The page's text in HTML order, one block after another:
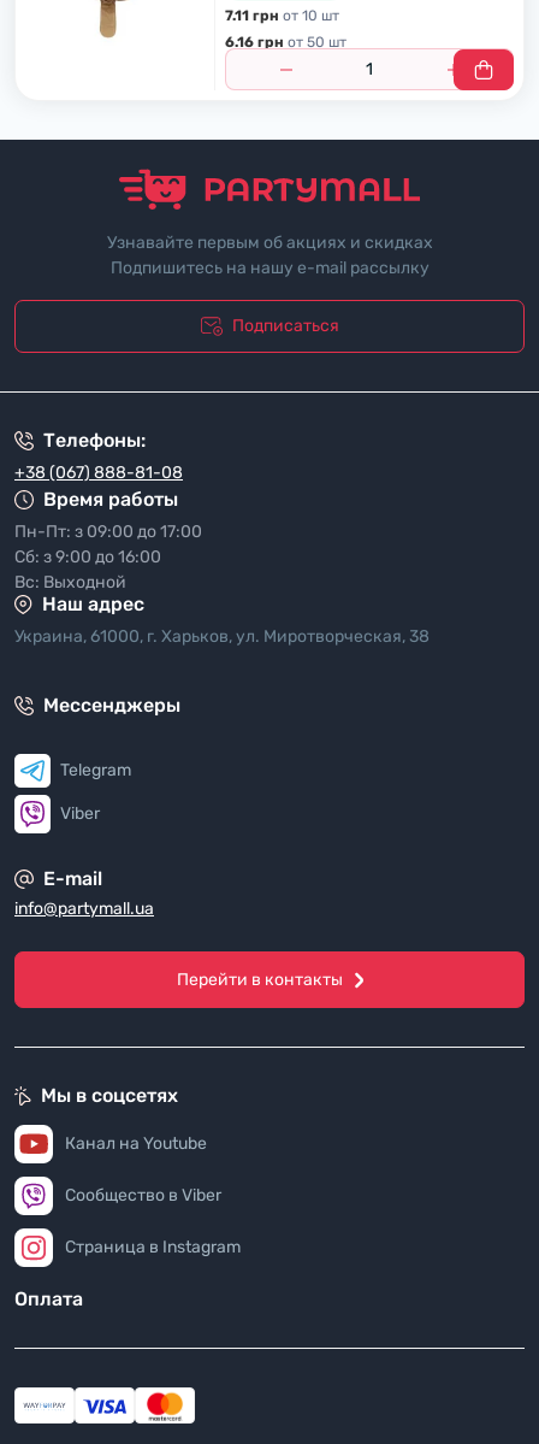
7.11 грн от 10 шт
6.16 грн от 50 шт
Узнавайте первым об акциях и скидках
Подпишитесь на нашу e-mail рассылку
Подписаться
Телефоны:
+38 (067) 888-81-08
Время работы
Пн-Пт: з 09:00 до 17:00
Сб: з 9:00 до 16:00
Вс: Выходной
Наш адрес
Украина, 61000, г. Харьков, ул. Миротворческая, 38
Мессенджеры
Telegram
Viber
E-mail
info@partymall.ua
Перейти в контакты
Мы в соцсетях
Канал на Youtube
Сообщество в Viber
Страница в Instagram
Оплата